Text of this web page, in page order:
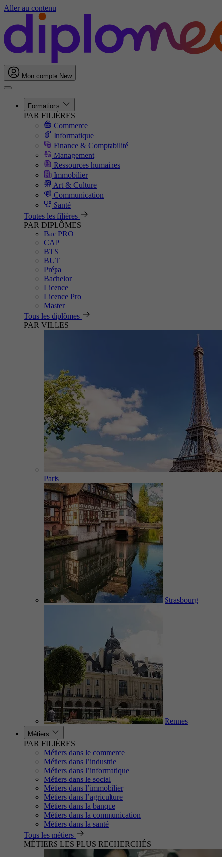
Aller au contenu
Mon compte New
Formations
PAR FILIÈRES
Commerce
Informatique
Finance & Comptabilité
Management
Ressources humaines
Immobilier
Art & Culture
Communication
Santé
Toutes les filières
PAR DIPLÔMES
Bac PRO
CAP
BTS
BUT
Prépa
Bachelor
Licence
Licence Pro
Master
Tous les diplômes
PAR VILLES
Paris
Strasbourg
Rennes
Métiers
PAR FILIÈRES
Métiers dans le commerce
Métiers dans l’industrie
Métiers dans l’informatique
Métiers dans le social
Métiers dans l’immobilier
Métiers dans l’agriculture
Métiers dans la banque
Métiers dans la communication
Métiers dans la santé
Tous les métiers
MÉTIERS LES PLUS RECHERCHÉS